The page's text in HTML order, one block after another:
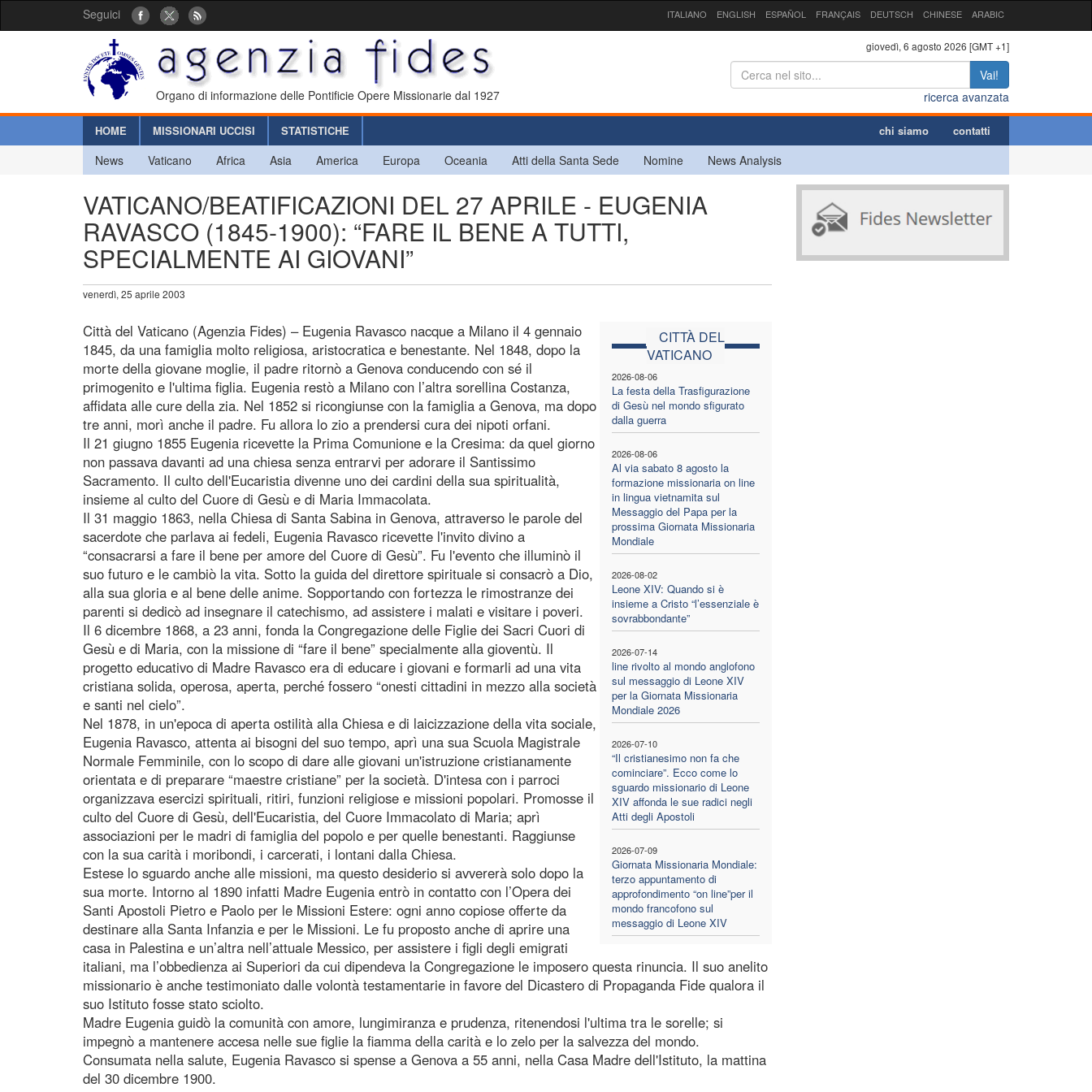
Seguici ITALIANO ENGLISH ESPAÑOL FRANÇAIS DEUTSCH CHINESE ARABIC
Organo di informazione delle Pontificie Opere Missionarie dal 1927
giovedì, 6 agosto 2026 [GMT +1]
Vai!
ricerca avanzata
HOME MISSIONARI UCCISI STATISTICHE chi siamo contatti
News Vaticano Africa Asia America Europa Oceania Atti della Santa Sede Nomine News Analysis
VATICANO/BEATIFICAZIONI DEL 27 APRILE - EUGENIA
RAVASCO (1845-1900): “FARE IL BENE A TUTTI,
SPECIALMENTE AI GIOVANI”
venerdì, 25 aprile 2003
CITTÀ DEL
VATICANO
2026-08-06
La festa della Trasfigurazione
di Gesù nel mondo sfigurato
dalla guerra
2026-08-06
Al via sabato 8 agosto la
formazione missionaria on line
in lingua vietnamita sul
Messaggio del Papa per la
prossima Giornata Missionaria
Mondiale
2026-08-02
Leone XIV: Quando si è
insieme a Cristo “l’essenziale è
sovrabbondante”
2026-07-14
line rivolto al mondo anglofono
sul messaggio di Leone XIV
per la Giornata Missionaria
Mondiale 2026
2026-07-10
“Il cristianesimo non fa che
cominciare”. Ecco come lo
sguardo missionario di Leone
XIV affonda le sue radici negli
Atti degli Apostoli
2026-07-09
Giornata Missionaria Mondiale:
terzo appuntamento di
approfondimento “on line”per il
mondo francofono sul
messaggio di Leone XIV
Città del Vaticano (Agenzia Fides) – Eugenia Ravasco nacque a Milano il 4 gennaio
1845, da una famiglia molto religiosa, aristocratica e benestante. Nel 1848, dopo la
morte della giovane moglie, il padre ritornò a Genova conducendo con sé il
primogenito e l'ultima figlia. Eugenia restò a Milano con l’altra sorellina Costanza,
affidata alle cure della zia. Nel 1852 si ricongiunse con la famiglia a Genova, ma dopo
tre anni, morì anche il padre. Fu allora lo zio a prendersi cura dei nipoti orfani.
Il 21 giugno 1855 Eugenia ricevette la Prima Comunione e la Cresima: da quel giorno
non passava davanti ad una chiesa senza entrarvi per adorare il Santissimo
Sacramento. Il culto dell'Eucaristia divenne uno dei cardini della sua spiritualità,
insieme al culto del Cuore di Gesù e di Maria Immacolata.
Il 31 maggio 1863, nella Chiesa di Santa Sabina in Genova, attraverso le parole del
sacerdote che parlava ai fedeli, Eugenia Ravasco ricevette l'invito divino a
“consacrarsi a fare il bene per amore del Cuore di Gesù”. Fu l'evento che illuminò il
suo futuro e le cambiò la vita. Sotto la guida del direttore spirituale si consacrò a Dio,
alla sua gloria e al bene delle anime. Sopportando con fortezza le rimostranze dei
parenti si dedicò ad insegnare il catechismo, ad assistere i malati e visitare i poveri.
Il 6 dicembre 1868, a 23 anni, fonda la Congregazione delle Figlie dei Sacri Cuori di
Gesù e di Maria, con la missione di “fare il bene” specialmente alla gioventù. Il
progetto educativo di Madre Ravasco era di educare i giovani e formarli ad una vita
cristiana solida, operosa, aperta, perché fossero “onesti cittadini in mezzo alla società
e santi nel cielo”.
Nel 1878, in un'epoca di aperta ostilità alla Chiesa e di laicizzazione della vita sociale,
Eugenia Ravasco, attenta ai bisogni del suo tempo, aprì una sua Scuola Magistrale
Normale Femminile, con lo scopo di dare alle giovani un'istruzione cristianamente
orientata e di preparare “maestre cristiane” per la società. D'intesa con i parroci
organizzava esercizi spirituali, ritiri, funzioni religiose e missioni popolari. Promosse il
culto del Cuore di Gesù, dell'Eucaristia, del Cuore Immacolato di Maria; aprì
associazioni per le madri di famiglia del popolo e per quelle benestanti. Raggiunse
con la sua carità i moribondi, i carcerati, i lontani dalla Chiesa.
Estese lo sguardo anche alle missioni, ma questo desiderio si avvererà solo dopo la
sua morte. Intorno al 1890 infatti Madre Eugenia entrò in contatto con l’Opera dei
Santi Apostoli Pietro e Paolo per le Missioni Estere: ogni anno copiose offerte da
destinare alla Santa Infanzia e per le Missioni. Le fu proposto anche di aprire una
casa in Palestina e un’altra nell’attuale Messico, per assistere i figli degli emigrati
italiani, ma l’obbedienza ai Superiori da cui dipendeva la Congregazione le imposero questa rinuncia. Il suo anelito
missionario è anche testimoniato dalle volontà testamentarie in favore del Dicastero di Propaganda Fide qualora il
suo Istituto fosse stato sciolto.
Madre Eugenia guidò la comunità con amore, lungimiranza e prudenza, ritenendosi l'ultima tra le sorelle; si
impegnò a mantenere accesa nelle sue figlie la fiamma della carità e lo zelo per la salvezza del mondo.
Consumata nella salute, Eugenia Ravasco si spense a Genova a 55 anni, nella Casa Madre dell'Istituto, la mattina
del 30 dicembre 1900.